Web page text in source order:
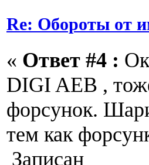
Re: Обороты от
« Ответ #4 :
DIGI AEB ,
форсунок.
тем как
Записан